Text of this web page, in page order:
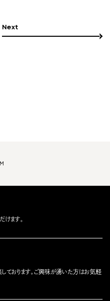
Next
けます。
ております。ご興味が湧いた方はお気軽